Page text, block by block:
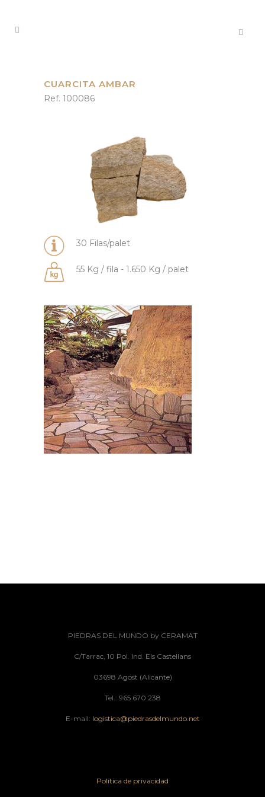
CUARCITA AMBAR
Ref. 100086
30 Filas/palet
55 Kg / fila - 1.650 Kg / palet
PIEDRAS DEL MUNDO by CERAMAT
C/Tarrac, 10 Pol. Ind. Els Castellans
03698 Agost (Alicante)
Tel.: 965 670 238
E-mail: logistica@piedrasdelmundo.net
Política de privacidad